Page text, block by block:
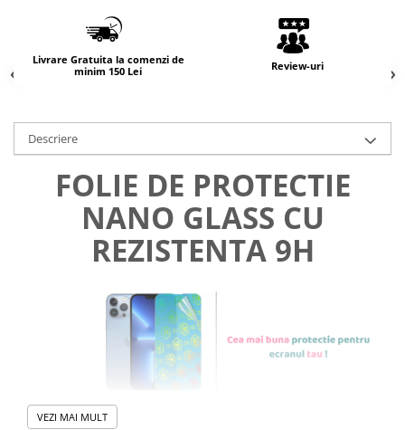
Livrare Gratuita la comenzi de
minim 150 Lei
Review-uri
Descriere
FOLIE DE PROTECTIE
NANO GLASS CU
REZISTENTA 9H
VEZI MAI MULT